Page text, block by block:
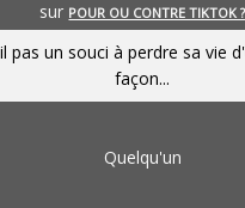
sur POUR OU CONTRE TIKTOK ?
il pas un souci à perdre sa vie
façon...
Quelqu'un